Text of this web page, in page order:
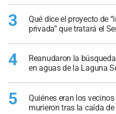
3
Qué dice el proyecto de
privada” que tratará el
4
Reanudaron la
en aguas de la Laguna
5
Quiénes eran los
murieron tras la caída